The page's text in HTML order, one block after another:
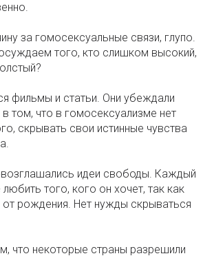
за гомосексуальные связи, глупо.
того, кто слишком высокий,
фильмы и статьи. Они убеждали
том, что в гомосексуализме нет
скрывать свои истинные чувства
идеи свободы. Каждый
того, кого он хочет, так как
рождения. Нет нужды скрываться
что некоторые страны разрешили